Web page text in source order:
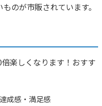
のが市販されています。
楽しくなります！おすす
成感・満足感